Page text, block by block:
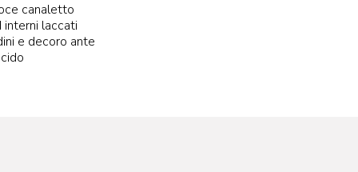
canaletto
laccati
e decoro ante